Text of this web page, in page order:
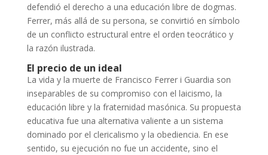
defendió el derecho a una educación libre de dogmas.
Ferrer, más allá de su persona, se convirtió en símbolo
de un conflicto estructural entre el orden teocrático y
la razón ilustrada.
El precio de un ideal
La vida y la muerte de Francisco Ferrer i Guardia son
inseparables de su compromiso con el laicismo, la
educación libre y la fraternidad masónica. Su propuesta
educativa fue una alternativa valiente a un sistema
dominado por el clericalismo y la obediencia. En ese
sentido, su ejecución no fue un accidente, sino el